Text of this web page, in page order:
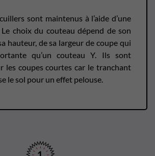
sont maintenus à l’aide d’une
choix du couteau dépend de son
hauteur, de sa largeur de coupe qui
qu’un couteau Y. Ils sont
les coupes courtes car le tranchant
le sol pour un effet pelouse.